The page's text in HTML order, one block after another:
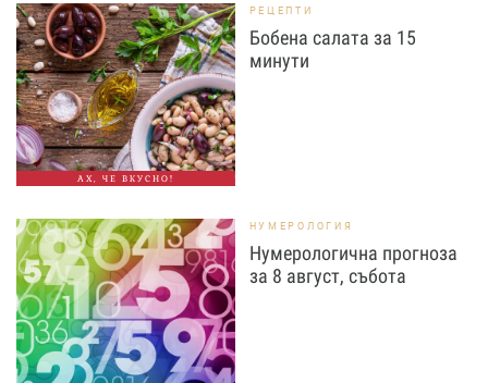
АХ, ЧЕ ВКУСНО!
РЕЦЕПТИ
Бобена салата за 15
минути
НУМЕРОЛОГИЯ
Нумерологична прогноза
за 8 август, събота